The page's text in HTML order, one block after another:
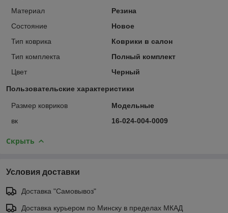
Материал
Резина
Состояние
Новое
Тип коврика
Коврики в салон
Тип комплекта
Полный комплект
Цвет
Черный
Пользовательские характеристики
Размер ковриков
Модельные
вк
16-024-004-0009
Скрыть
Условия доставки
Доставка "Самовывоз"
Доставка курьером по Минску в пределах МКАД